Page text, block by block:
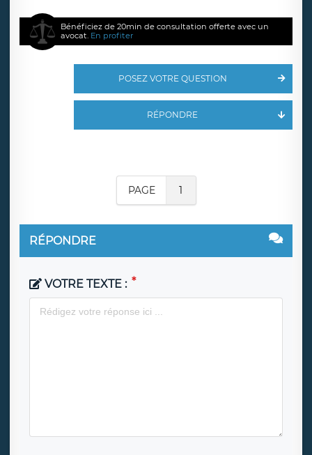
Bénéficiez de 20min de consultation offerte avec un
avocat. En profiter
POSEZ VOTRE QUESTION
RÉPONDRE
PAGE 1
RÉPONDRE
VOTRE TEXTE :